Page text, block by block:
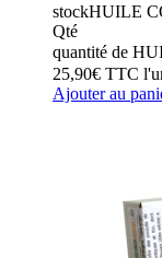
stockHUILE
Qté
quantité de
25,90€ TTC
Ajouter au